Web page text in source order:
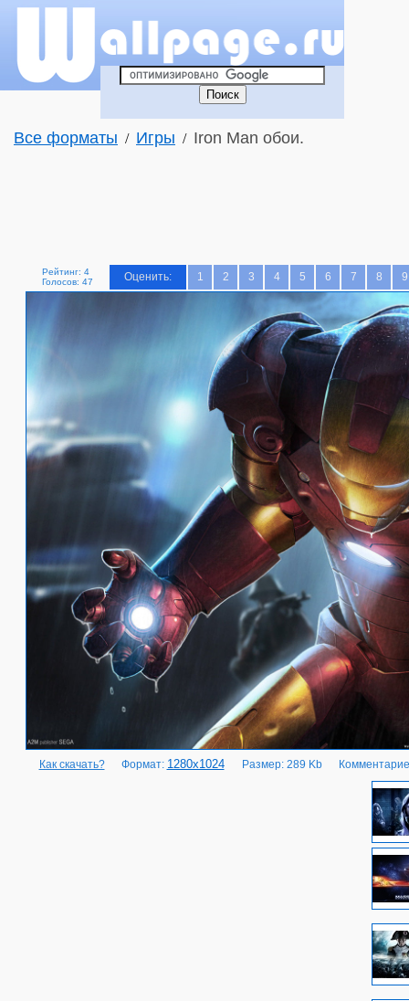
Все форматы / Игры / Iron Man обои.
Рейтинг: 4
Голосов: 47
Оценить: 1 2 3 4 5 6 7 8 9
Как скачать? Формат: 1280x1024 Размер: 289 Kb